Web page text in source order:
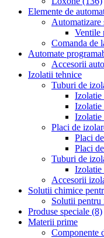
Elemente de
Automatizare
Ventile
Comanda de
Automate
Accesorii
Izolatii tehnice
Tuburi de
Izolatie
Izolatie
Izolatie
Placi de
Placi
Placi
Tuburi de
Izolatie
Accesorii
Solutii chimice
Solutii pentru
Produse speciale (8)
Materii prime
Componente